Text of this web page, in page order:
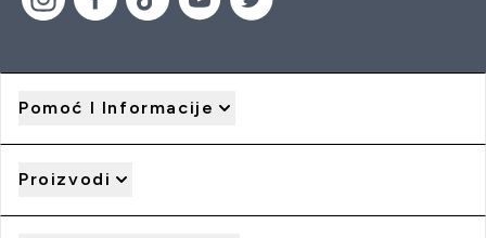
Pomoć I Informacije
Proizvodi